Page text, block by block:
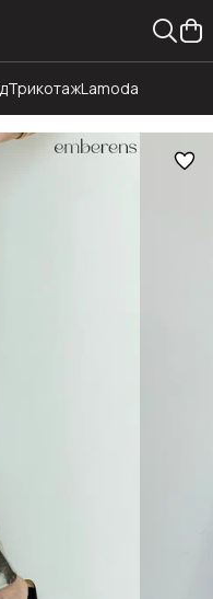
ТрикотажLamoda